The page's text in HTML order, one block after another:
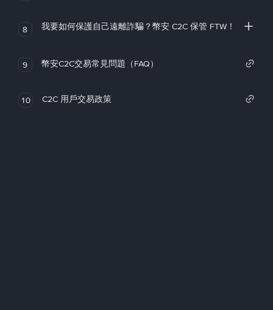
8 我要如何保護自己遠離詐騙？幣安 C2C 保管 FTW！
9 幣安C2C交易常見問題（FAQ）
10 C2C 用戶交易政策